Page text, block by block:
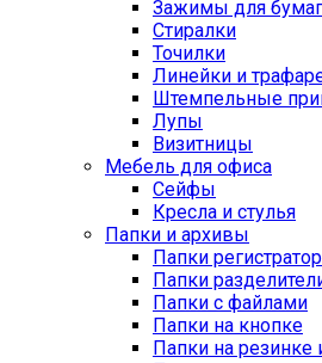
Зажимы для бумаг
Стиралки
Точилки
Линейки и
Штемпельные
Лупы
Визитницы
Мебель для офиса
Сейфы
Кресла и стулья
Папки и архивы
Папки
Папки
Папки с файлами
Папки на кнопке
Папки на резинке